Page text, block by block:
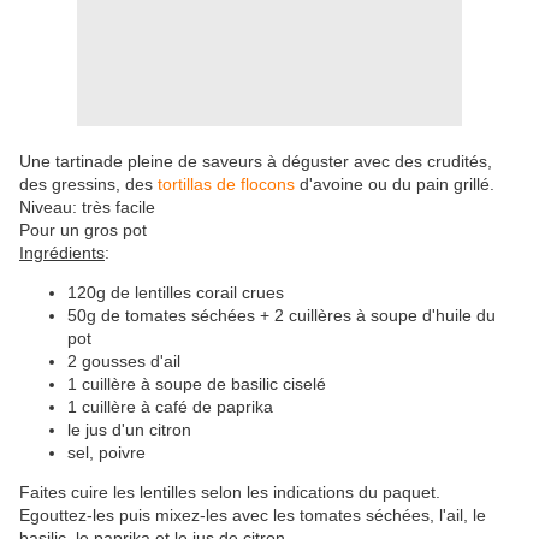
Une tartinade pleine de saveurs à déguster avec des crudités,
des gressins, des tortillas de flocons d'avoine ou du pain grillé.
Niveau: très facile
Pour un gros pot
Ingrédients:
120g de lentilles corail crues
50g de tomates séchées + 2 cuillères à soupe d'huile du
pot
2 gousses d'ail
1 cuillère à soupe de basilic ciselé
1 cuillère à café de paprika
le jus d'un citron
sel, poivre
Faites cuire les lentilles selon les indications du paquet.
Egouttez-les puis mixez-les avec les tomates séchées, l'ail, le